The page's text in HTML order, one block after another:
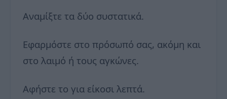
Αναμίξτε τα δύο συστατικά.
Εφαρμόστε στο πρόσωπό σας, ακόμη και
στο λαιμό ή τους αγκώνες.
Αφήστε το για είκοσι λεπτά.